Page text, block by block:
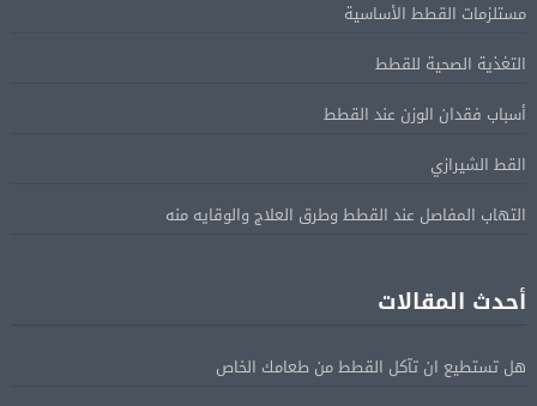
مستلزمات القطط الأساسية
التغذية الصحية للقطط
أسباب فقدان الوزن عند القطط
القط الشيرازي
التهاب المفاصل عند القطط وطرق العلاج والوقايه منه
أحدث المقالات
هل تستطيع ان تآكل القطط من طعامك الخاص